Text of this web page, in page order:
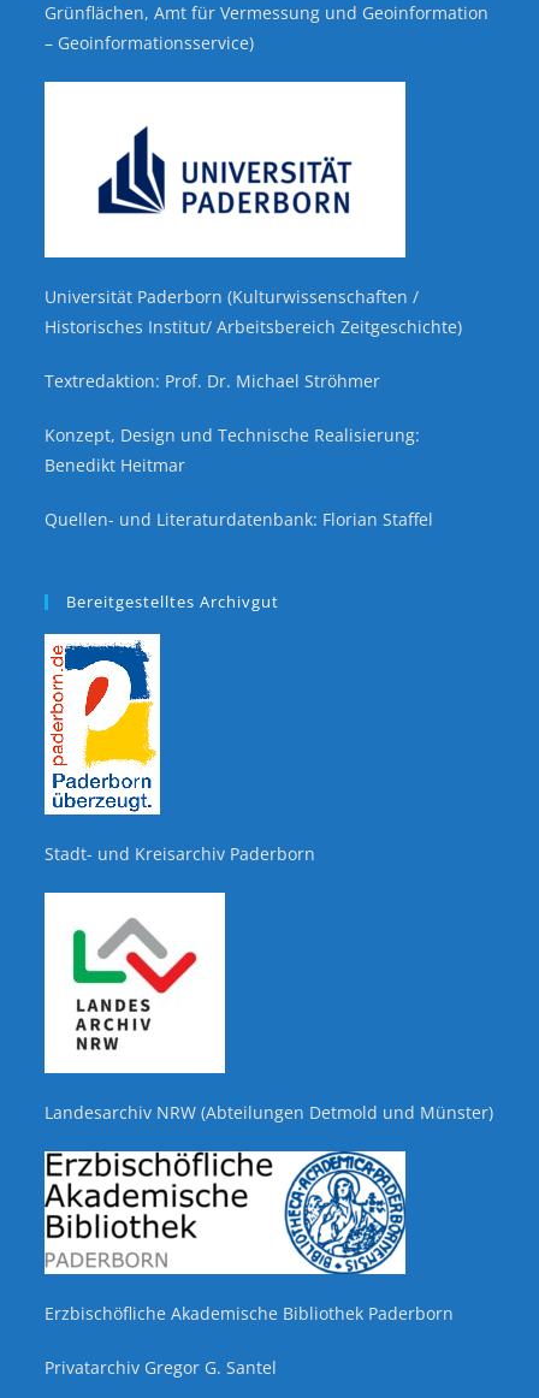
Grünflächen, Amt für Vermessung und Geoinformation
– Geoinformationsservice)
Universität Paderborn (Kulturwissenschaften /
Historisches Institut/ Arbeitsbereich Zeitgeschichte)
Textredaktion: Prof. Dr. Michael Ströhmer
Konzept, Design und Technische Realisierung:
Benedikt Heitmar
Quellen- und Literaturdatenbank: Florian Staffel
Bereitgestelltes Archivgut
Stadt- und Kreisarchiv Paderborn
Landesarchiv NRW (Abteilungen Detmold und Münster)
Erzbischöfliche Akademische Bibliothek Paderborn
Privatarchiv Gregor G. Santel